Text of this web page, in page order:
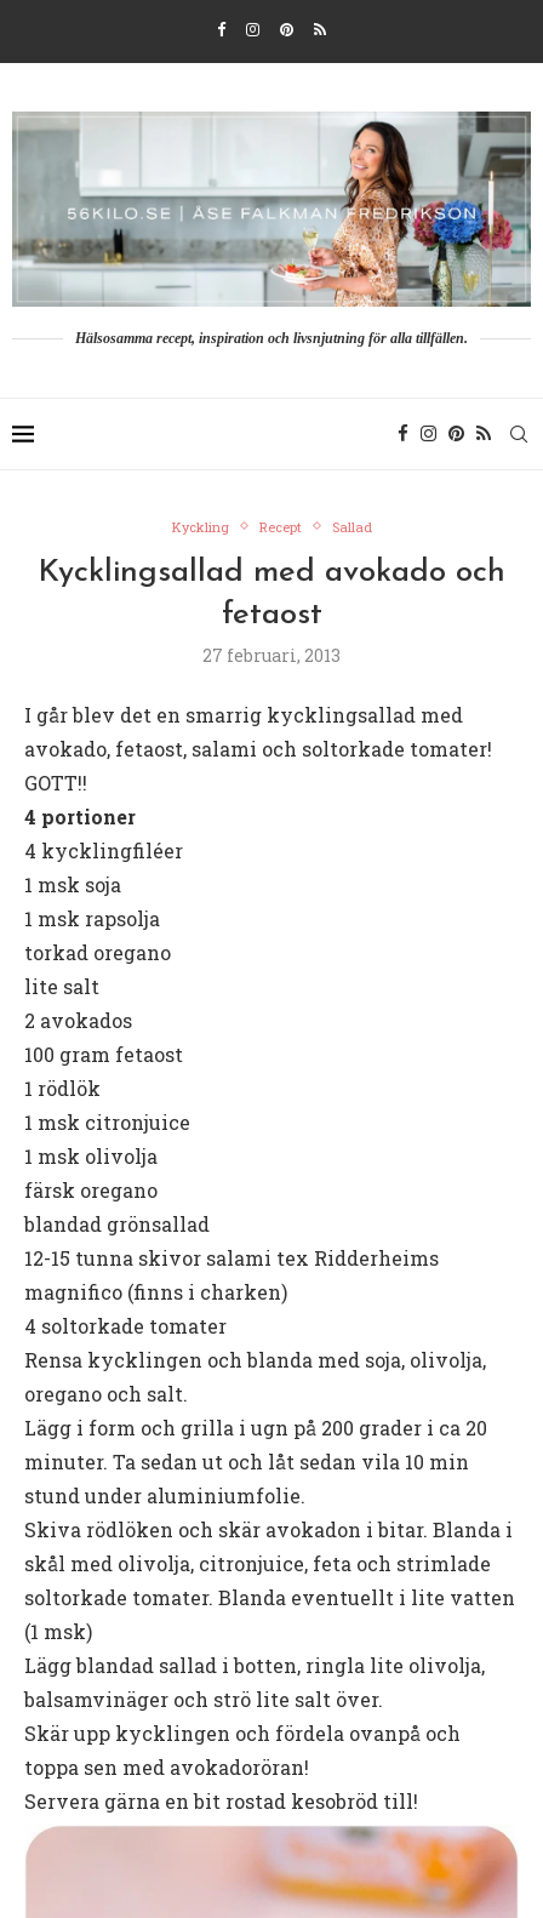
Hälsosamma recept, inspiration och livsnjutning för alla tillfällen.
Kyckling Recept Sallad
Kycklingsallad med avokado och
fetaost
27 februari, 2013
I går blev det en smarrig kycklingsallad med
avokado, fetaost, salami och soltorkade tomater!
GOTT!!
4 portioner
4 kycklingfiléer
1 msk soja
1 msk rapsolja
torkad oregano
lite salt
2 avokados
100 gram fetaost
1 rödlök
1 msk citronjuice
1 msk olivolja
färsk oregano
blandad grönsallad
12-15 tunna skivor salami tex Ridderheims
magnifico (finns i charken)
4 soltorkade tomater
Rensa kycklingen och blanda med soja, olivolja,
oregano och salt.
Lägg i form och grilla i ugn på 200 grader i ca 20
minuter. Ta sedan ut och låt sedan vila 10 min
stund under aluminiumfolie.
Skiva rödlöken och skär avokadon i bitar. Blanda i
skål med olivolja, citronjuice, feta och strimlade
soltorkade tomater. Blanda eventuellt i lite vatten
(1 msk)
Lägg blandad sallad i botten, ringla lite olivolja,
balsamvinäger och strö lite salt över.
Skär upp kycklingen och fördela ovanpå och
toppa sen med avokadoröran!
Servera gärna en bit rostad kesobröd till!